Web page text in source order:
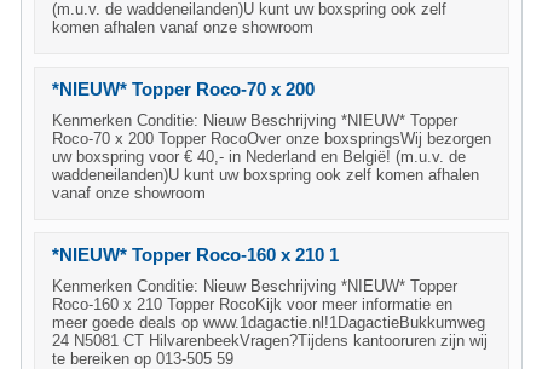
(m.u.v. de waddeneilanden)U kunt uw boxspring ook zelf
komen afhalen vanaf onze showroom
*NIEUW* Topper Roco-70 x 200
Kenmerken Conditie: Nieuw Beschrijving *NIEUW* Topper
Roco-70 x 200 Topper RocoOver onze boxspringsWij bezorgen
uw boxspring voor € 40,- in Nederland en België! (m.u.v. de
waddeneilanden)U kunt uw boxspring ook zelf komen afhalen
vanaf onze showroom
*NIEUW* Topper Roco-160 x 210 1
Kenmerken Conditie: Nieuw Beschrijving *NIEUW* Topper
Roco-160 x 210 Topper RocoKijk voor meer informatie en
meer goede deals op www.1dagactie.nl!1DagactieBukkumweg
24 N5081 CT HilvarenbeekVragen?Tijdens kantooruren zijn wij
te bereiken op 013-505 59